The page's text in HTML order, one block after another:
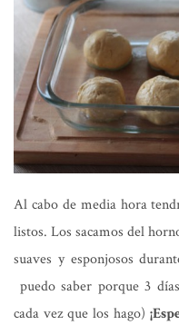
Al cabo de media hora
listos. Los sacamos del
suaves y esponjosos
puedo saber porque 3
cada vez que los hago)